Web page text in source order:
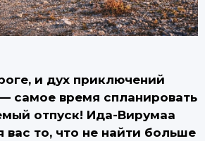
и дух приключений
самое время спланировать
отпуск! Ида-Вирумаа
вас то, что не найти больше